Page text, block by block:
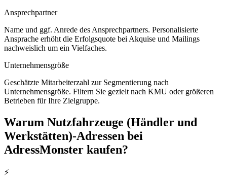
Ansprechpartner
Name und ggf. Anrede des Ansprechpartners. Personalisierte
Ansprache erhöht die Erfolgsquote bei Akquise und Mailings
nachweislich um ein Vielfaches.
Unternehmensgröße
Geschätzte Mitarbeiterzahl zur Segmentierung nach
Unternehmensgröße. Filtern Sie gezielt nach KMU oder größeren
Betrieben für Ihre Zielgruppe.
Warum Nutzfahrzeuge (Händler und
Werkstätten)-Adressen bei
AdressMonster kaufen?
⚡